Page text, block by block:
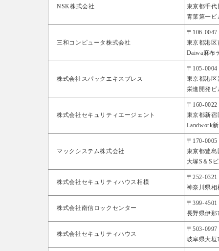
NSK株式会社
東京都千
青葉第一ビ
三和コンピュータ株式会社
〒106-0047
東京都港区
Daiwa麻布
株式会社スパックエキスプレス
〒105-0004
東京都港区
栄進開発ビ
株式会社セキュリティエージェント
〒160-0022
東京都新宿
Landwork
マックシステム株式会社
〒170-0005
東京都豊島
大塚S＆S
株式会社セキュリティハウス相模
〒252-0321
神奈川県相
株式会社南信ロックセンター
〒399-4501
長野県伊那
株式会社セキュリティハウス
〒503-0997
岐阜県大垣